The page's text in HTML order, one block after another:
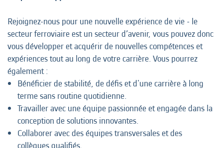
Rejoignez-nous pour une nouvelle expérience de vie - le
secteur ferroviaire est un secteur d’avenir, vous pouvez donc
vous développer et acquérir de nouvelles compétences et
expériences tout au long de votre carrière. Vous pourrez
également :
Bénéficier de stabilité, de défis et d'une carrière à long
terme sans routine quotidienne.
Travailler avec une équipe passionnée et engagée dans la
conception de solutions innovantes.
Collaborer avec des équipes transversales et des